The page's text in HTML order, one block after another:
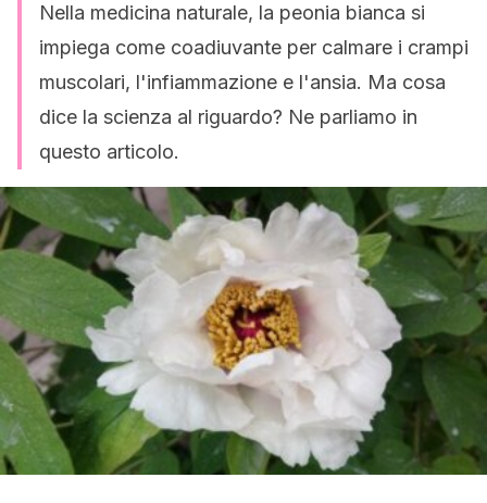
Nella medicina naturale, la peonia bianca si
impiega come coadiuvante per calmare i crampi
muscolari, l'infiammazione e l'ansia. Ma cosa
dice la scienza al riguardo? Ne parliamo in
questo articolo.